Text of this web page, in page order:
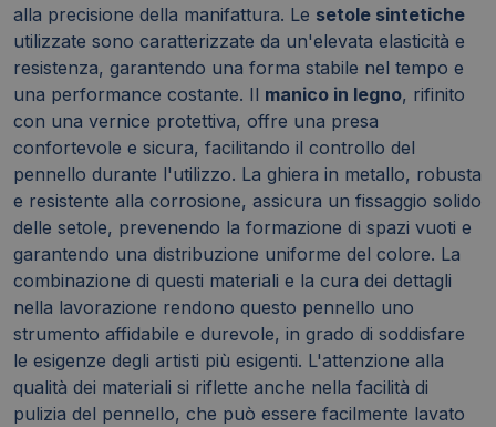
alla precisione della manifattura. Le setole sintetiche
utilizzate sono caratterizzate da un'elevata elasticità e
resistenza, garantendo una forma stabile nel tempo e
una performance costante. Il manico in legno, rifinito
con una vernice protettiva, offre una presa
confortevole e sicura, facilitando il controllo del
pennello durante l'utilizzo. La ghiera in metallo, robusta
e resistente alla corrosione, assicura un fissaggio solido
delle setole, prevenendo la formazione di spazi vuoti e
garantendo una distribuzione uniforme del colore. La
combinazione di questi materiali e la cura dei dettagli
nella lavorazione rendono questo pennello uno
strumento affidabile e durevole, in grado di soddisfare
le esigenze degli artisti più esigenti. L'attenzione alla
qualità dei materiali si riflette anche nella facilità di
pulizia del pennello, che può essere facilmente lavato